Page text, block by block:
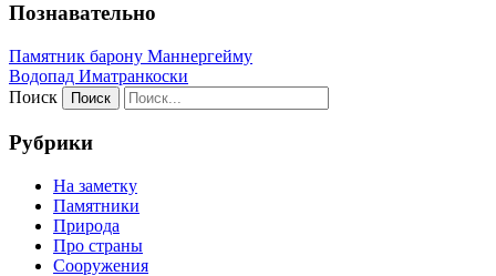
Познавательно
Памятник барону Маннергейму
Водопад Иматранкоски
Поиск
Рубрики
На заметку
Памятники
Природа
Про страны
Сооружения